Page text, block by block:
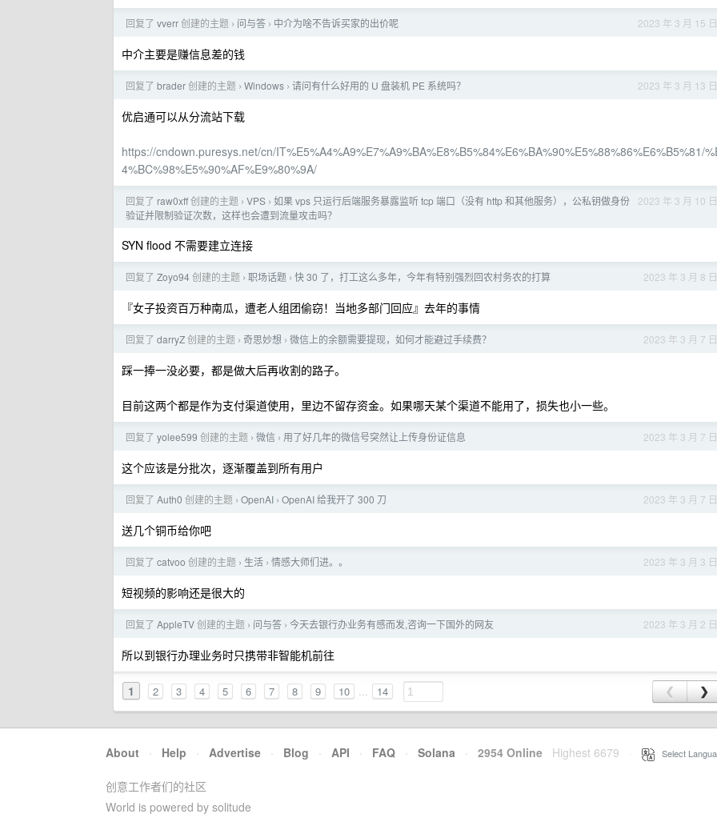
2023 年 3 月 15 日
回复了 vverr创建的主题 › 问与答 › 中介为啥不告诉买家的出价呢
中介主要是赚信息差的钱
2023 年 3 月 13 日
回复了 brader创建的主题 › Windows › 请问有什么好用的 U 盘装机 PE 系统吗？
优启通可以从分流站下载
https://cndown.puresys.net/cn/IT%E5%A4%A9%E7%A9%BA%E8%B5%84%E6%BA%90%E5%88%86%E6%B5%81/
4%BC%98%E5%90%AF%E9%80%9A/
2023 年 3 月 10 日
回复了 raw0xff创建的主题 › VPS › 如果 vps 只运行后端服务暴露监听 tcp 端口（没有 http 和其他服务），公私钥做身份
验证并限制验证次数，这样也会遭到流量攻击吗？
SYN flood 不需要建立连接
2023 年 3 月 8 日
回复了 Zoyo94创建的主题 › 职场话题 › 快 30 了，打工这么多年，今年有特别强烈回农村务农的打算
『女子投资百万种南瓜，遭老人组团偷窃！当地多部门回应』去年的事情
2023 年 3 月 7 日
回复了 darryZ创建的主题 › 奇思妙想 › 微信上的余额需要提现，如何才能避过手续费？
踩一捧一没必要，都是做大后再收割的路子。
目前这两个都是作为支付渠道使用，里边不留存资金。如果哪天某个渠道不能用了，损失也小一些。
2023 年 3 月 7 日
回复了 yolee599 创建的主题 › 微信 › 用了好几年的微信号突然让上传身份证信息
这个应该是分批次，逐渐覆盖到所有用户
2023 年 3 月 7 日
回复了 Auth0 创建的主题 › OpenAI › OpenAI 给我开了 300 刀
送几个铜币给你吧
2023 年 3 月 3 日
回复了 catvoo 创建的主题 › 生活 › 情感大师们进。。
短视频的影响还是很大的
2023 年 3 月 2 日
回复了 AppleTV创建的主题 › 问与答 › 今天去银行办业务有感而发,咨询一下国外的网友
所以到银行办理业务时只携带非智能机前往
1 2 3 4 5 6 7 8 9 10 ... 14 ❮ ❯
About · Help · Advertise · Blog · API · FAQ · Solana · 2954 Online Highest 6679 Select
创意工作者们的社区
World is powered by solitude